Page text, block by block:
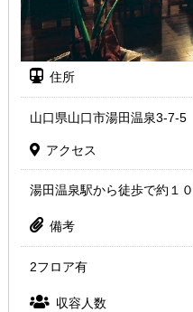
住所
山口県山口市湯田温泉3-7-5
アクセス
湯田温泉駅から徒歩で約１
備考
2フロア有
収容人数